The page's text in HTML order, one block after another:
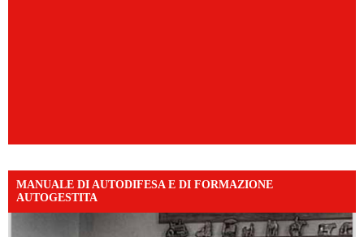
MANUALE DI AUTODIFESA E DI FORMAZIONE
AUTOGESTITA